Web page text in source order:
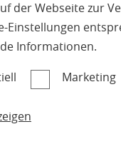
der Webseite zur
Einstellungen
Informationen.
Marketing